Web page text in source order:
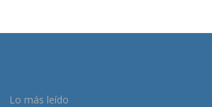
Lo más leído